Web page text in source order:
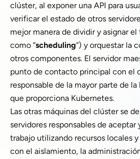
clúster, al exponer una API para
verificar el estado de otros
mejor manera de dividir y asignar
como “scheduling”) y orquestar la
otros componentes. El servidor
punto de contacto principal con el
responsable de la mayor parte de
que proporciona Kubernetes.
Las otras máquinas del clúster se
servidores responsables de aceptar
trabajo utilizando recursos locales y
con el aislamiento, la